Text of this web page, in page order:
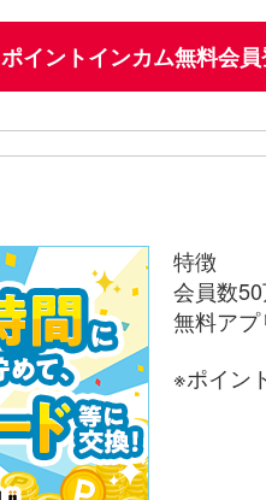
ポイントインカム無料会員
特徴
会員数50
無料アプ
※ポイン